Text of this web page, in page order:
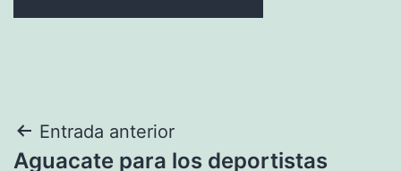
Navegación
Entrada anterior
Aguacate para los deportistas